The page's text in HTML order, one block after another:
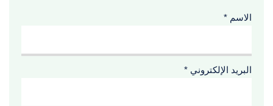
الاسم *
البريد الإلكتروني *